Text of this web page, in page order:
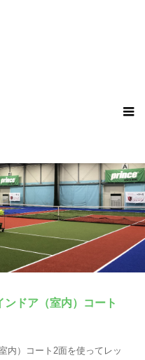
ドア（室内）コート
内）コート2面を使ってレッ